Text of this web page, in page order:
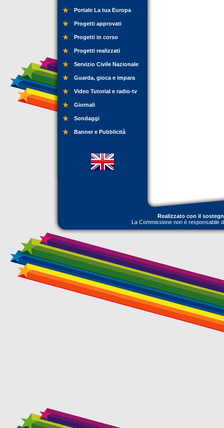
Portale La tua Europa
Progetti approvati
Progetti in corso
Progetti realizzati
Servizio Civile Nazionale
Guarda, gioca e impara
Video Tutorial e radio-tv
Giornali
Sondaggi
Banner e Pubblicità
Realizzato con il
La Commissione non è responsabile